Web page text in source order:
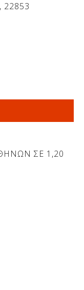
22853
ΣΕ 1,20